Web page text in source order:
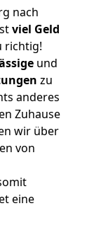
nach
viel Geld
richtig!
und
zu
anderes
Zuhause
wir über
von
eine